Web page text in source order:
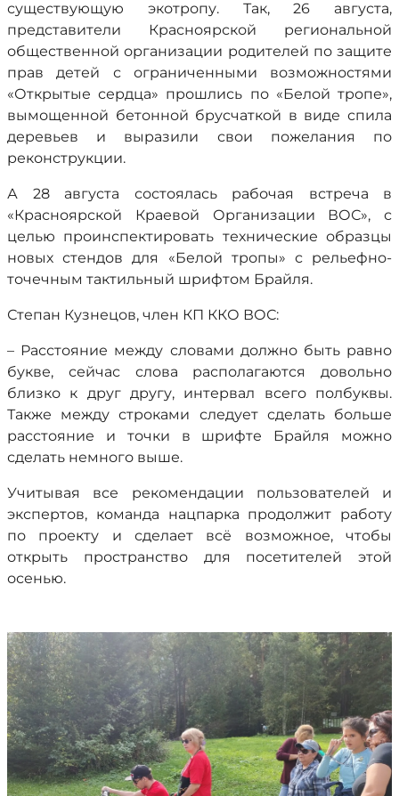
существующую экотропу. Так, 26 августа,
представители Красноярской региональной
общественной организации родителей по защите
прав детей с ограниченными возможностями
«Открытые сердца» прошлись по «Белой тропе»,
вымощенной бетонной брусчаткой в виде спила
деревьев и выразили свои пожелания по
реконструкции.
А 28 августа состоялась рабочая встреча в
«Красноярской Краевой Организации ВОС», с
целью проинспектировать технические образцы
новых стендов для «Белой тропы» с рельефно-
точечным тактильный шрифтом Брайля.
Степан Кузнецов, член КП ККО ВОС:
– Расстояние между словами должно быть равно
букве, сейчас слова располагаются довольно
близко к друг другу, интервал всего полбуквы.
Также между строками следует сделать больше
расстояние и точки в шрифте Брайля можно
сделать немного выше.
Учитывая все рекомендации пользователей и
экспертов, команда нацпарка продолжит работу
по проекту и сделает всё возможное, чтобы
открыть пространство для посетителей этой
осенью.